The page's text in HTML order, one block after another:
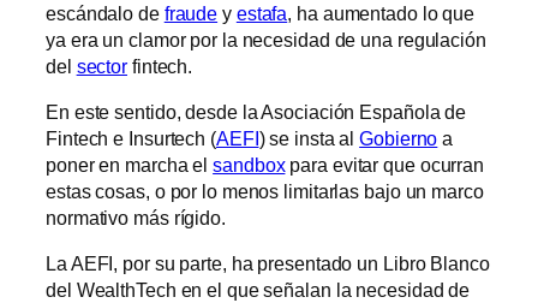
escándalo de fraude y estafa , ha aumentado lo que
ya era un clamor por la necesidad de una regulación
del sector fintech.
En este sentido, desde la Asociación Española de
Fintech e Insurtech (AEFI) se insta alGobierno a
poner en marcha elsandboxpara evitar que ocurran
estas cosas, o por lo menos limitarlas bajo un marco
normativo más rígido.
La AEFI, por su parte, ha presentado un Libro Blanco
del WealthTech en el que señalan la necesidad de